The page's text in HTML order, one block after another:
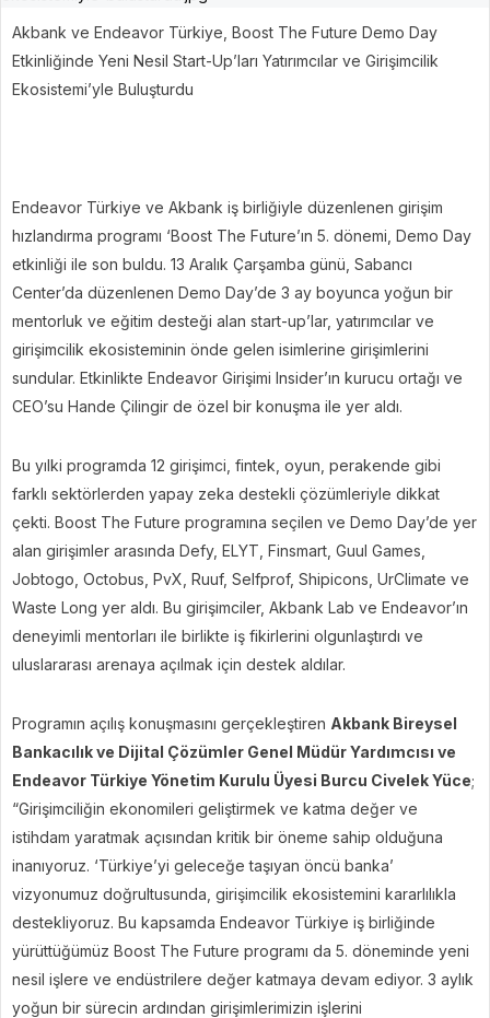
Akbank ve Endeavor Türkiye, Boost The Future Demo Day
Etkinliğinde Yeni Nesil Start-Up’ları Yatırımcılar ve Girişimcilik
Ekosistemi’yle Buluşturdu
Endeavor Türkiye ve Akbank iş birliğiyle düzenlenen girişim
hızlandırma programı ‘Boost The Future’ın 5. dönemi, Demo Day
etkinliği ile son buldu. 13 Aralık Çarşamba günü, Sabancı
Center’da düzenlenen Demo Day’de 3 ay boyunca yoğun bir
mentorluk ve eğitim desteği alan start-up’lar, yatırımcılar ve
girişimcilik ekosisteminin önde gelen isimlerine girişimlerini
sundular. Etkinlikte Endeavor Girişimi Insider’ın kurucu ortağı ve
CEO’su Hande Çilingir de özel bir konuşma ile yer aldı.
Bu yılki programda 12 girişimci, fintek, oyun, perakende gibi
farklı sektörlerden yapay zeka destekli çözümleriyle dikkat
çekti. Boost The Future programına seçilen ve Demo Day’de yer
alan girişimler arasında Defy, ELYT, Finsmart, Guul Games,
Jobtogo, Octobus, PvX, Ruuf, Selfprof, Shipicons, UrClimate ve
Waste Long yer aldı. Bu girişimciler, Akbank Lab ve Endeavor’ın
deneyimli mentorları ile birlikte iş fikirlerini olgunlaştırdı ve
uluslararası arenaya açılmak için destek aldılar.
Programın açılış konuşmasını gerçekleştiren Akbank Bireysel
Bankacılık ve Dijital Çözümler Genel Müdür Yardımcısı ve
Endeavor Türkiye Yönetim Kurulu Üyesi Burcu Civelek Yüce;
“Girişimciliğin ekonomileri geliştirmek ve katma değer ve
istihdam yaratmak açısından kritik bir öneme sahip olduğuna
inanıyoruz. ‘Türkiye’yi geleceğe taşıyan öncü banka’
vizyonumuz doğrultusunda, girişimcilik ekosistemini kararlılıkla
destekliyoruz. Bu kapsamda Endeavor Türkiye iş birliğinde
yürüttüğümüz Boost The Future programı da 5. döneminde yeni
nesil işlere ve endüstrilere değer katmaya devam ediyor. 3 aylık
yoğun bir sürecin ardından girişimlerimizin işlerini